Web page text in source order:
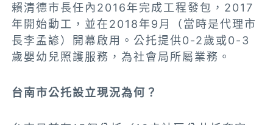
賴清德市長任內2016年完成工程發包，2017
年開始動工，並在2018年9月（當時是代理市
長李孟諺）開幕啟用。公托提供0-2歲或0-3
歲嬰幼兒照護服務，為社會局所屬業務。
台南市公托設立現況為何？